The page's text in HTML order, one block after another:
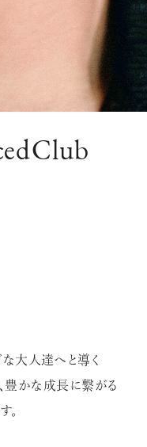
う！
大人達へと導く
、豊かな成長に繋がる
。